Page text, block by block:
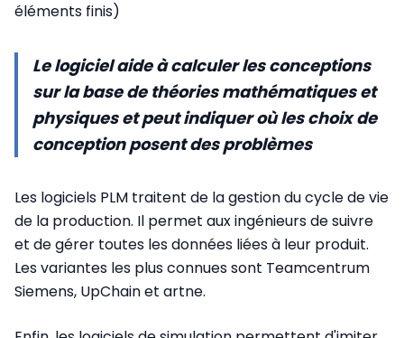
éléments finis)
Le logiciel aide à calculer les conceptions
sur la base de théories mathématiques et
physiques et peut indiquer où les choix de
conception posent des problèmes
Les logiciels PLM traitent de la gestion du cycle de vie
de la production. Il permet aux ingénieurs de suivre
et de gérer toutes les données liées à leur produit.
Les variantes les plus connues sont Teamcentrum
Siemens, UpChain et artne.